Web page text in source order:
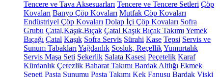
Tencere ve Tava Aksesuarları Tencere ve Tencere Setleri Çöp
Kovaları Banyo Çöp Kovaları Mutfak Çöp Kovaları
Endüstriyel Çöp Kovaları Dolap İçi Çöp Kovaları Sofra
Grubu Çatal,Kaşık,Bıçak Çatal Kaşık Bıçak Takımı Yemek
Bıçağı Çatal Kaşık Sofra Servis Sürahi Kase Tepsi Servis ve
Sunum Tabakları Yağdanlık Sosluk, ReçellikYumurtalık
Servis Maşa Seti Şekerlik Salata Kasesi Peçetelik Karaf
Kürdanlık Çerezlik Baharat Takımı Bardak Altlığı Ekmek
Sepeti Pasta Sunumu Pasta Takımı Kek Fanusu Bardak Viski